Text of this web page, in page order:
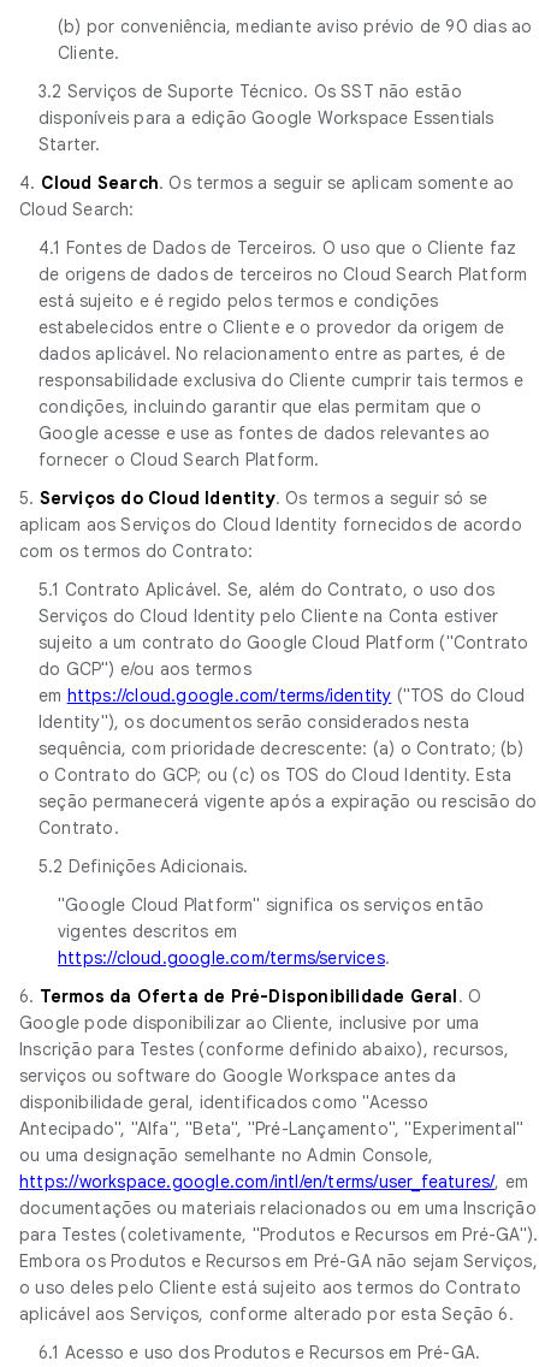
(b) por conveniência, mediante aviso prévio de 90 dias ao
Cliente.
3.2 Serviços de Suporte Técnico. Os SST não estão
disponíveis para a edição Google Workspace Essentials
Starter.
4. Cloud Search. Os termos a seguir se aplicam somente ao
Cloud Search:
4.1 Fontes de Dados de Terceiros. O uso que o Cliente faz
de origens de dados de terceiros no Cloud Search Platform
está sujeito e é regido pelos termos e condições
estabelecidos entre o Cliente e o provedor da origem de
dados aplicável. No relacionamento entre as partes, é de
responsabilidade exclusiva do Cliente cumprir tais termos e
condições, incluindo garantir que elas permitam que o
Google acesse e use as fontes de dados relevantes ao
fornecer o Cloud Search Platform.
5. Serviços do Cloud Identity. Os termos a seguir só se
aplicam aos Serviços do Cloud Identity fornecidos de acordo
com os termos do Contrato:
5.1 Contrato Aplicável. Se, além do Contrato, o uso dos
Serviços do Cloud Identity pelo Cliente na Conta estiver
sujeito a um contrato do Google Cloud Platform ("Contrato
do GCP") e/ou aos termos
em https://cloud.google.com/terms/identity ("TOS do Cloud
Identity"), os documentos serão considerados nesta
sequência, com prioridade decrescente: (a) o Contrato; (b)
o Contrato do GCP; ou (c) os TOS do Cloud Identity. Esta
seção permanecerá vigente após a expiração ou rescisão do
Contrato.
5.2 Definições Adicionais.
"Google Cloud Platform" significa os serviços então
vigentes descritos em
https://cloud.google.com/terms/services.
6. Termos da Oferta de Pré-Disponibilidade Geral. O
Google pode disponibilizar ao Cliente, inclusive por uma
Inscrição para Testes (conforme definido abaixo), recursos,
serviços ou software do Google Workspace antes da
disponibilidade geral, identificados como "Acesso
Antecipado", "Alfa", "Beta", "Pré-Lançamento", "Experimental"
ou uma designação semelhante no Admin Console,
https://workspace.google.com/intl/en/terms/user_features/, em
documentações ou materiais relacionados ou em uma Inscrição
para Testes (coletivamente, "Produtos e Recursos em Pré-GA").
Embora os Produtos e Recursos em Pré-GA não sejam Serviços,
o uso deles pelo Cliente está sujeito aos termos do Contrato
aplicável aos Serviços, conforme alterado por esta Seção 6.
6.1 Acesso e uso dos Produtos e Recursos em Pré-GA.